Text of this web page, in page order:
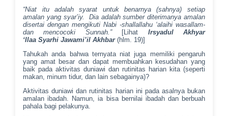
“Niat itu adalah syarat untuk benarnya(sahnya) setiap
amalan yang syar’iy. Dia adalah sumber diterimanya amalan
disertai dengan mengikuti Nabi -shallallahu ‘alaihi wasallam-
dan mencocoki Sunnah. ”[Lihat Irsyadul Akhyar
‘IlaaSyarhiJawami’il Akhbar (hlm. 19)]
Tahukah anda bahwa ternyata niat juga memiliki pengaruh
yang amat besar dan dapat membuahkan kesudahan yang
baik pada aktivitas duniawi dan rutinitas harian kita (seperti
makan, minum tidur, dan lain sebagainya)?
Aktivitas duniawi dan rutinitas harian ini pada asalnya bukan
amalan ibadah. Namun, ia bisa bernilai ibadah dan berbuah
pahala bagi pelakunya.